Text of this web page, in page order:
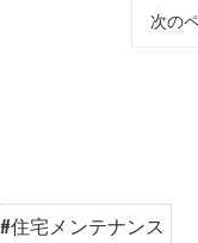
次の
#住宅メンテナンス